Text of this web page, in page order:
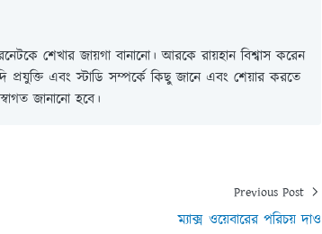
শেখার জায়গা বানানো। আরকে রায়হান বিশ্বাস করেন
প্রযুক্তি এবং স্টাডি সম্পর্কে কিছু জানে এবং শেয়ার করতে
জানানো হবে।
Previous Post
ম্যাক্স ওয়েবারের পরিচয় দাও